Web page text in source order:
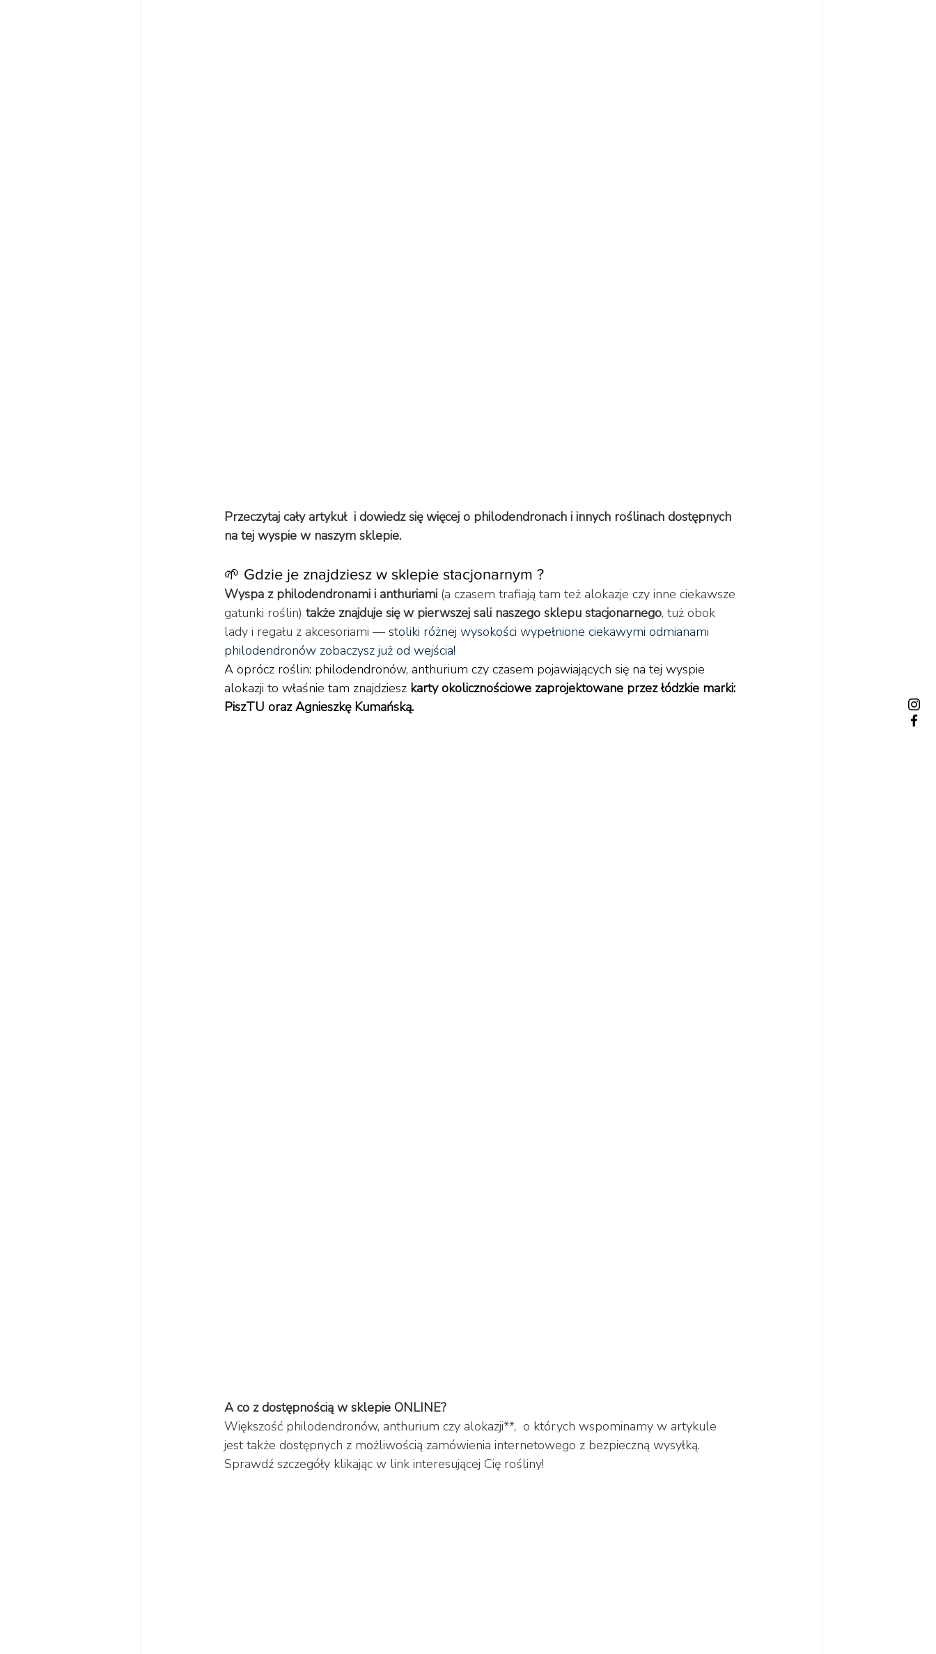
Przeczytaj cały artykuł  i dowiedz się więcej o philodendronach i innych roślinach dostępnych
na tej wyspie w naszym sklepie.
🌱 Gdzie je znajdziesz w sklepie stacjonarnym ?
Wyspa z philodendronami i anthuriami (a czasem trafiają tam też alokazje czy inne ciekawsze
gatunki roślin) także znajduje się w pierwszej sali naszego sklepu stacjonarnego, tuż obok
lady i regału z akcesoriami — stoliki różnej wysokości wypełnione ciekawymi odmianami
philodendronów zobaczysz już od wejścia!
A oprócz roślin: philodendronów, anthurium czy czasem pojawiających się na tej wyspie
alokazji to właśnie tam znajdziesz karty okolicznościowe zaprojektowane przez łódzkie marki:
PiszTU oraz Agnieszkę Kumańską.
A co z dostępnością w sklepie ONLINE?
Większość philodendronów, anthurium czy alokazji**,  o których wspominamy w artykule
jest także dostępnych z możliwością zamówienia internetowego z bezpieczną wysyłką.
Sprawdź szczegóły klikając w link interesującej Cię rośliny!